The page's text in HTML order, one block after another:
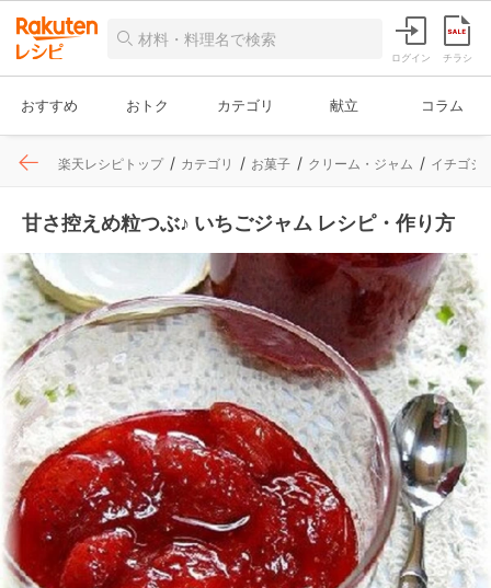
ログイン チラシ
おすすめ おトク カテゴリ 献立 コラム
楽天レシピトップ カテゴリ お菓子 クリーム・ジャム イチゴジ
甘さ控えめ粒つぶ♪ いちごジャム レシピ・作り方